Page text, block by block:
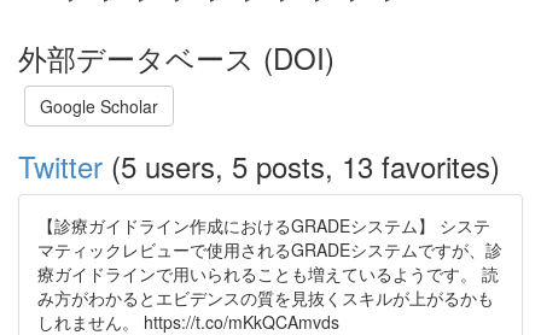
外部データベース (DOI)
Google Scholar
Twitter (5 users, 5 posts, 13 favorites)
【診療ガイドライン作成におけるGRADEシステム】 システ
マティックレビューで使用されるGRADEシステムですが、診
療ガイドラインで用いられることも増えているようです。 読
み方がわかるとエビデンスの質を見抜くスキルが上がるかも
しれません。 https://t.co/mKkQCAmvds